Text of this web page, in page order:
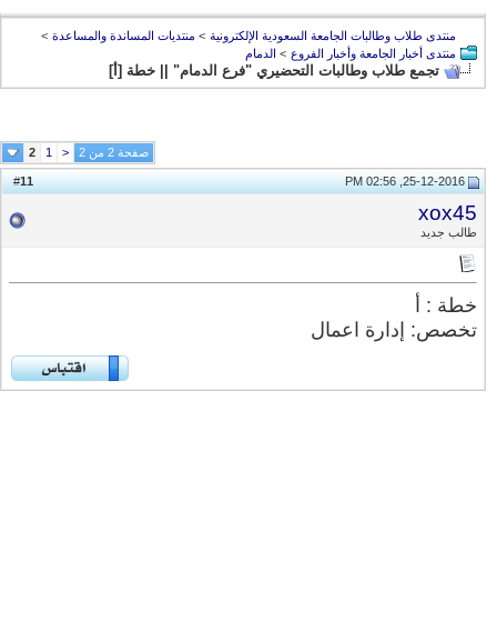
منتدى طلاب وطالبات الجامعة السعودية الإلكترونية > منتديات المساندة والمساعدة >
منتدى أخبار الجامعة وأخبار الفروع > الدمام
تجمع طلاب وطالبات التحضيري "فرع الدمام" || خطة [أ]
صفحة 2 من 2 <
1
11 25-12-2016, 02:56 PM
xox45
طالب جديد
خطة : أ
تخصص: إدارة اعمال